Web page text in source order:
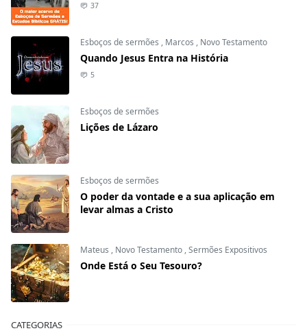
37
Esboços de sermões , Marcos , Novo Testamento
Quando Jesus Entra na História
5
Esboços de sermões
Lições de Lázaro
Esboços de sermões
O poder da vontade e a sua aplicação em
levar almas a Cristo
Mateus , Novo Testamento ,Sermões Expositivos
Onde Está o Seu Tesouro?
CATEGORIAS